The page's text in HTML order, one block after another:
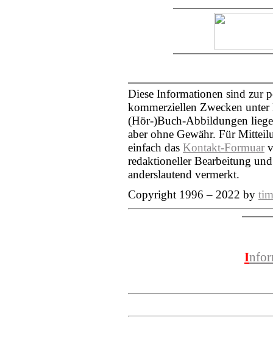
Diese Informationen sind zur
kommerziellen Zwecken
(Hör-)Buch-Abbildungen
aber ohne Gewähr. Für
einfach das Kontakt-Formuar
redaktioneller Bearbeitung
anderslautend vermerkt.
Copyright 1996 – 2022 by
I